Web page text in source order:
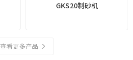
GKS20制砂机
查看更多产品